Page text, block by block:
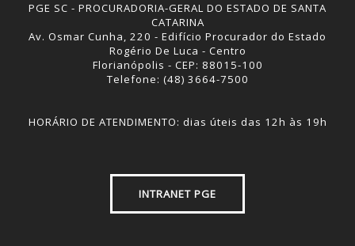
PGE SC - PROCURADORIA-GERAL DO ESTADO DE SANTA
CATARINA
Av. Osmar Cunha, 220 - Edifício Procurador do Estado
Rogério De Luca - Centro
Florianópolis - CEP: 88015-100
Telefone: (48) 3664-7500
HORÁRIO DE ATENDIMENTO: dias úteis das 12h às 19h
INTRANET PGE